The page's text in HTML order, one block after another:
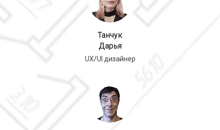
Танчук
Дарья
UX/UI дизайнер